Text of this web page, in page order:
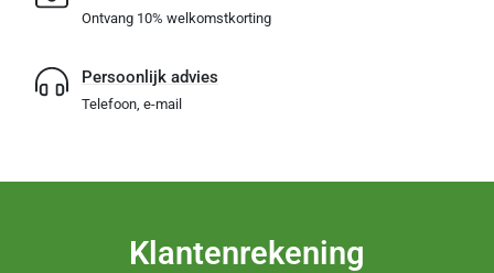
Ontvang 10% welkomstkorting
Persoonlijk advies
Telefoon, e-mail
Klantenrekening